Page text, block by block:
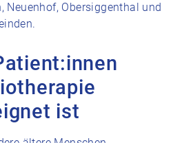
Neuenhof, Obersiggenthal und
ist